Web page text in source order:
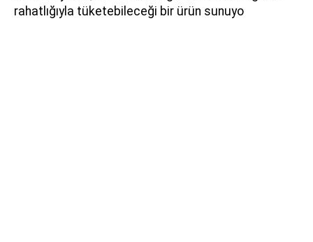
rahatlığıyla tüketebileceği bir ürün sunuyo